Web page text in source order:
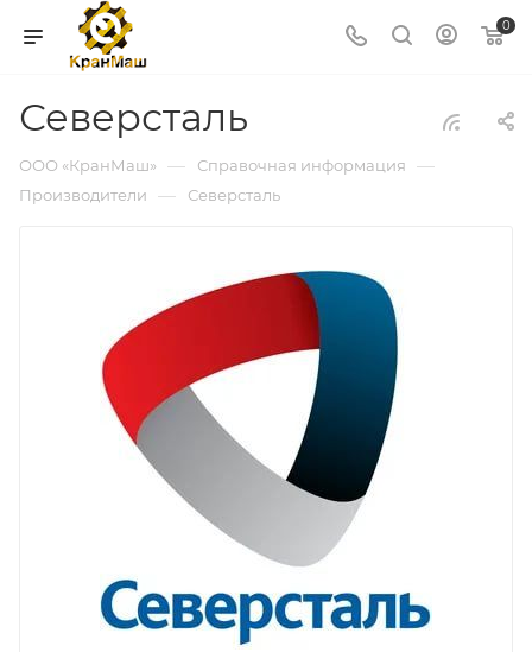
0
Северсталь
ООО «КранМаш» — Справочная информация —
Производители — Северсталь